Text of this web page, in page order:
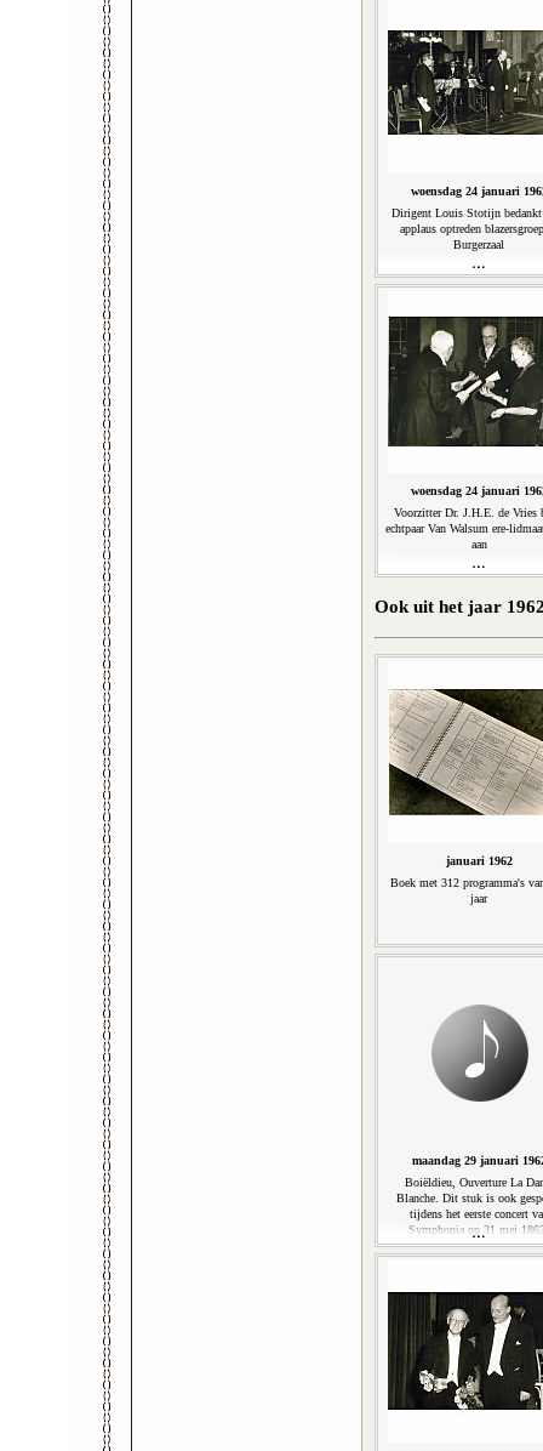
woensdag 24 januari
Dirigent Louis Stotijn
applaus optreden
Burgerzaal
woensdag 24 januari
Voorzitter Dr. J.H.E. de Vries
echtpaar Van Walsum ere-
aan
Ook uit het jaar
januari 1962
Boek met 312 programma's
jaar
maandag 29 januari
Boiëldieu, Ouverture La
Blanche. Dit stuk is ook
tijdens het eerste concert
Symphonia op 31 mei
Jubileumconcert 100-jarig
(8'36'')